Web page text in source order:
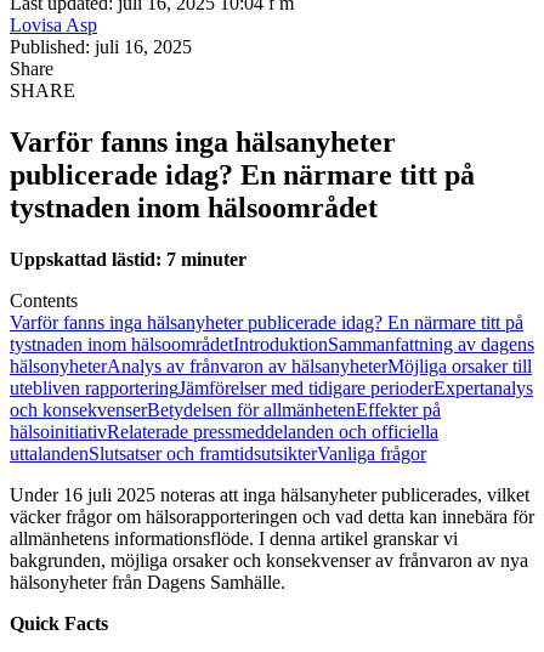
Lovisa Asp
Published: juli 16, 2025
Share
SHARE
Varför fanns inga hälsanyheter
publicerade idag? En närmare titt på
tystnaden inom hälsoområdet
Uppskattad lästid: 7 minuter
Contents
Varför fanns inga hälsanyheter publicerade idag? En närmare titt på
tystnaden inom hälsoområdetIntroduktionSammanfattning av dagens
hälsonyheterAnalys av frånvaron av hälsanyheterMöjliga orsaker till
utebliven rapporteringJämförelser med tidigare perioderExpertanalys
och konsekvenserBetydelsen för allmänhetenEffekter på
hälsoinitiativRelaterade pressmeddelanden och officiella
uttalandenSlutsatser och framtidsutsikterVanliga frågor
Under 16 juli 2025 noteras att inga hälsanyheter publicerades, vilket
väcker frågor om hälsorapporteringen och vad detta kan innebära för
allmänhetens informationsflöde. I denna artikel granskar vi
bakgrunden, möjliga orsaker och konsekvenser av frånvaron av nya
hälsonyheter från Dagens Samhälle.
Quick Facts